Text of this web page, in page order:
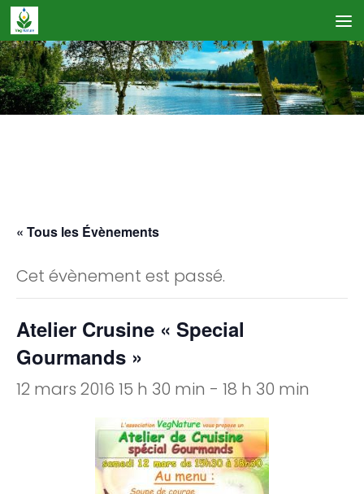
Skip to content
« Tous les Évènements
Cet évènement est passé.
Atelier Crusine « Special
Gourmands »
12 mars 2016 15 h 30 min - 18 h 30 min